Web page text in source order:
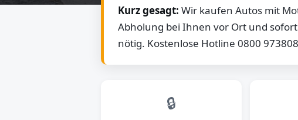
Kurz gesagt: Wir kaufen Autos mit
Abholung bei Ihnen vor Ort und
nötig. Kostenlose Hotline 0800
🔒